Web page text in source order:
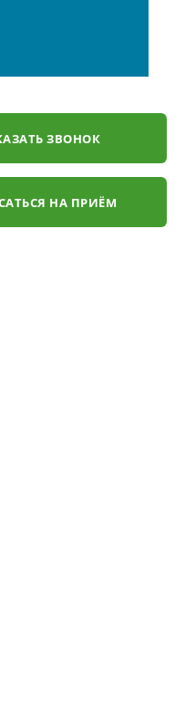
ЗВОНОК
НА ПРИЁМ